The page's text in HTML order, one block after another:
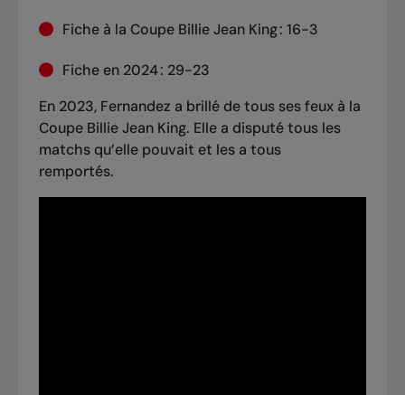
Fiche à la Coupe Billie Jean King : 16-3
Fiche en 2024 : 29-23
En 2023, Fernandez a brillé de tous ses feux à la
Coupe Billie Jean King. Elle a disputé tous les
matchs qu’elle pouvait et les a tous
remportés.